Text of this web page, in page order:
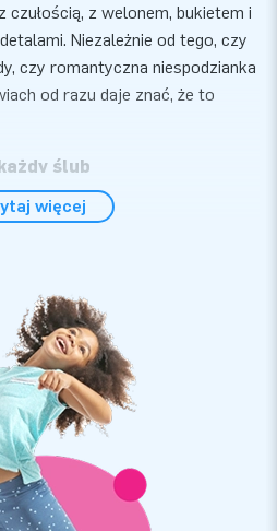
czułością, z welonem, bukietem i
Niezależnie od tego, czy
czy romantyczna niespodzianka
od razu daje znać, że to
ślub
zabawna, ale także
od przyjaciół i
przechowywanie w zestawie –
razem. Ustaw, podłącz i niech
ta dmuchana para młoda
jakością. Otrzymujesz
z możliwością
więcej